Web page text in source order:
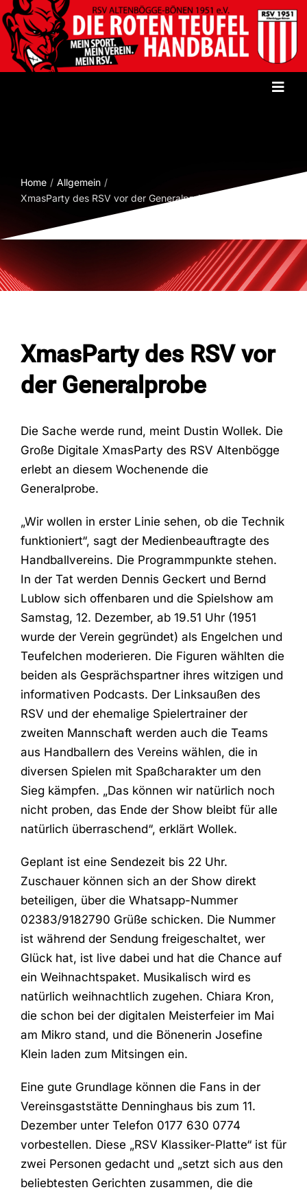
Zum
Inhalt
springen
Fans
Trainingszeiten
Home
Allgemein
XmasParty des RSV vor der Generalprobe
XmasParty des RSV vor
der Generalprobe
Die Sache werde rund, meint Dustin Wollek. Die
Große Digitale XmasParty des RSV Altenbögge
erlebt an diesem Wochenende die
Generalprobe.
„Wir wollen in erster Linie sehen, ob die Technik
funktioniert“, sagt der Medienbeauftragte des
Handballvereins. Die Programmpunkte stehen.
In der Tat werden Dennis Geckert und Bernd
Lublow sich offenbaren und die Spielshow am
Samstag, 12. Dezember, ab 19.51 Uhr (1951
wurde der Verein gegründet) als Engelchen und
Teufelchen moderieren. Die Figuren wählten die
beiden als Gesprächspartner ihres witzigen und
informativen Podcasts. Der Linksaußen des
RSV und der ehemalige Spielertrainer der
zweiten Mannschaft werden auch die Teams
aus Handballern des Vereins wählen, die in
diversen Spielen mit Spaßcharakter um den
Sieg kämpfen. „Das können wir natürlich noch
nicht proben, das Ende der Show bleibt für alle
natürlich überraschend“, erklärt Wollek.
Geplant ist eine Sendezeit bis 22 Uhr.
Zuschauer können sich an der Show direkt
beteiligen, über die Whatsapp-Nummer
02383/9182790 Grüße schicken. Die Nummer
ist während der Sendung freigeschaltet, wer
Glück hat, ist live dabei und hat die Chance auf
ein Weihnachtspaket. Musikalisch wird es
natürlich weihnachtlich zugehen. Chiara Kron,
die schon bei der digitalen Meisterfeier im Mai
am Mikro stand, und die Bönenerin Josefine
Klein laden zum Mitsingen ein.
Eine gute Grundlage können die Fans in der
Vereinsgaststätte Denninghaus bis zum 11.
Dezember unter Telefon 0177 630 0774
vorbestellen. Diese „RSV Klassiker-Platte“ ist für
zwei Personen gedacht und „setzt sich aus den
beliebtesten Gerichten zusammen, die die